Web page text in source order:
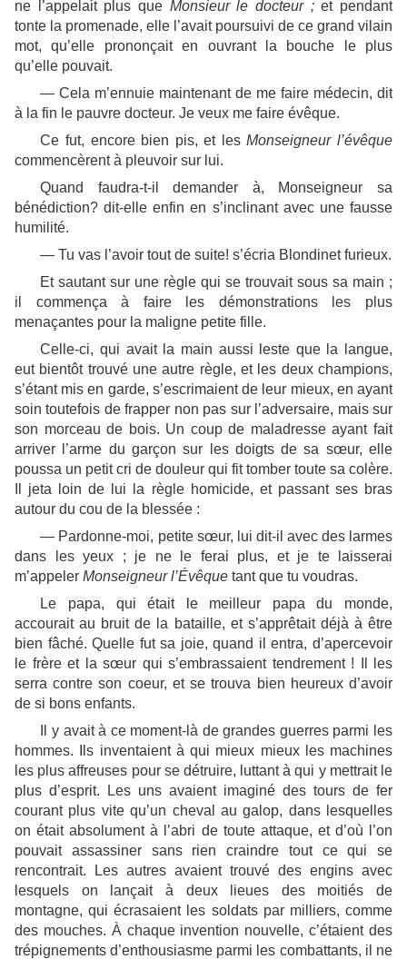
ne l’appelait plus que Monsieur le docteur ;et pendant
tonte la promenade, elle l’avait poursuivi de ce grand vilain
mot, qu’elle prononçait en ouvrant la bouche le plus
qu’elle pouvait.
— Cela m’ennuie maintenant de me faire médecin, dit
à la fin le pauvre docteur. Je veux me faire évêque.
Ce fut, encore bien pis, et lesMonseigneur l’évêque
commencèrent à pleuvoir sur lui.
Quand faudra-t-il demander à, Monseigneur sa
bénédiction? dit-elle enfin en s’inclinant avec une fausse
humilité.
— Tu vas l’avoir tout de suite! s’écria Blondinet furieux.
Et sautant sur une règle qui se trouvait sous sa main ;
il commença à faire les démonstrations les plus
menaçantes pour la maligne petite fille.
Celle-ci, qui avait la main aussi leste que la langue,
eut bientôt trouvé une autre règle, et les deux champions,
s’étant mis en garde, s’escrimaient de leur mieux, en ayant
soin toutefois de frapper non pas sur l’adversaire, mais sur
son morceau de bois. Un coup de maladresse ayant fait
arriver l’arme du garçon sur les doigts de sa sœur, elle
poussa un petit cri de douleur qui fit tomber toute sa colère.
Il jeta loin de lui la règle homicide, et passantses bras
autour du cou de la blessée :
— Pardonne-moi, petite sœur, lui dit-il avec des larmes
dans les yeux ; je ne le ferai plus, et je te laisserai
m’appeler Monseigneur l’Évêque tant que tu voudras.
Le papa, qui était le meilleur papa du monde,
accourait au bruit de la bataille, et s’apprêtait déjà à être
bien fâché. Quelle fut sa joie, quand il entra, d’apercevoir
le frère et la sœur qui s’embrassaient tendrement ! Il les
serra contre son coeur, et se trouva bien heureux d’avoir
de si bons enfants.
Il y avait à ce moment-là de grandes guerres parmi les
hommes. Ils inventaient à qui mieux mieux les machines
les plus affreuses pour se détruire, luttant à qui y mettrait le
plus d’esprit. Les uns avaient imaginé des tours de fer
courant plus vite qu’un cheval au galop, dans lesquelles
on était absolument à l’abri de toute attaque, et d’où l’on
pouvait assassiner sans rien craindre tout ce qui se
rencontrait. Les autres avaient trouvé des engins avec
lesquels on lançait à deux lieues des moitiés de
montagne, qui écrasaient les soldats par milliers, comme
des mouches. À chaque invention nouvelle, c’étaient des
trépignements d’enthousiasme parmi les combattants, il ne